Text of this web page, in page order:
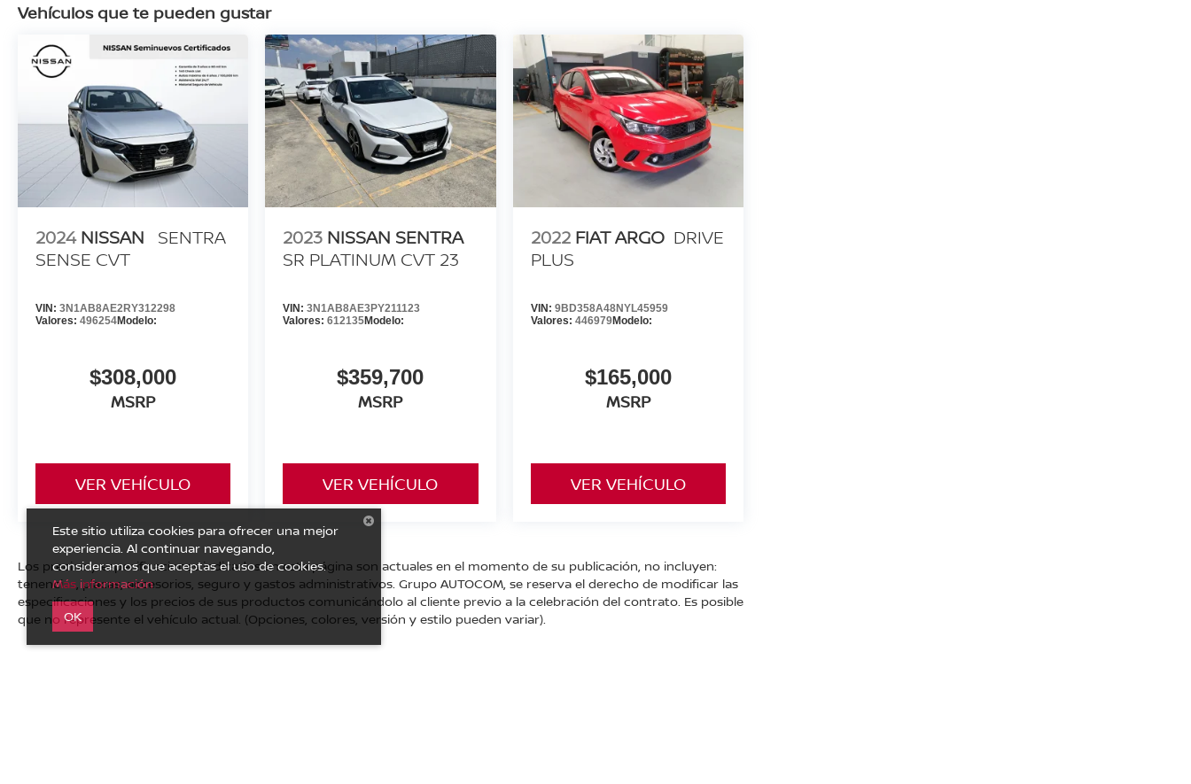
Vehículos que te pueden gustar
2024 NISSAN
SENTRA
SENSE CVT
VIN: 3N1AB8AE2RY312298
Valores: 496254Modelo:
$308,000
MSRP
VER VEHÍCULO
2023 NISSAN SENTRA
SR PLATINUM CVT 23
VIN:3N1AB8AE3PY211123
Valores:612135Modelo:
$359,700
MSRP
VER VEHÍCULO
2022 FIAT ARGO DRIVE
PLUS
VIN: 9BD358A48NYL45959
Valores: 446979Modelo:
$165,000
MSRP
VER VEHÍCULO
Los precios y especificaciones indicados en esta página son actuales en el momento de su publicación, no incluyen:
tenencias, placas, accesorios, seguro y gastos administrativos. Grupo AUTOCOM, se reserva el derecho de modificar las
especificaciones y los precios de sus productos comunicándolo al cliente previo a la celebración del contrato. Es posible
que no represente el vehículo actual. (Opciones, colores, versión y estilo pueden variar).
Este sitio utiliza cookies para ofrecer una mejor
experiencia. Al continuar navegando,
consideramos que aceptas el uso de cookies.
Más información
OK